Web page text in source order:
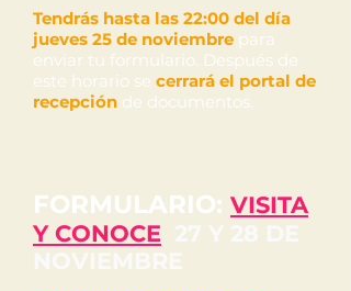
Tendrás hasta las 22:00 del día
jueves 25 de noviembre para
enviar tu formulario. Después de
este horario se cerrará el portal de
recepción de documentos.
FORMULARIO: VISITA
Y CONOCE 27 Y 28 DE
NOVIEMBRE